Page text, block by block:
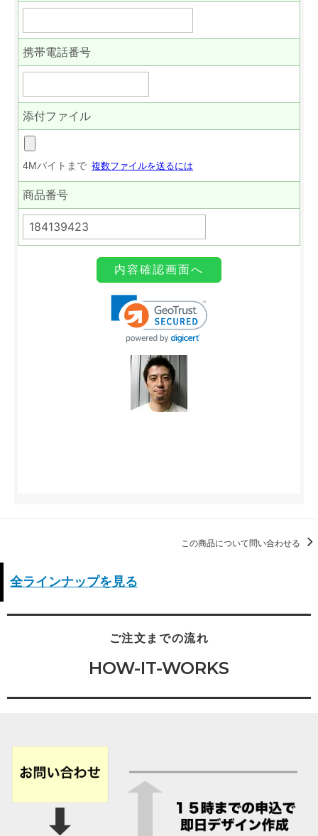
この商品について問い合わせる
全ラインナップを見る
ご注文までの流れ
HOW-IT-WORKS